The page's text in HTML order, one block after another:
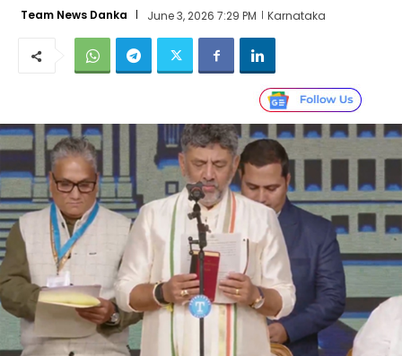
Team News Danka June 3, 2026 7:29 PM Karnataka